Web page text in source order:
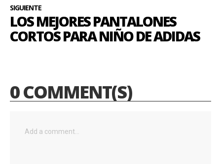
SIGUIENTE
LOS MEJORES PANTALONES
CORTOS PARA NIÑO DE ADIDAS
0 COMMENT(S)